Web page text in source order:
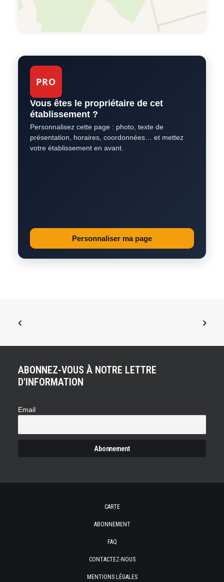
PRO
Vous êtes le propriétaire de cet
établissement ?
Personnalisez cette page : photo, texte de
présentation, horaires, coordonnées… et mettez
votre établissement en avant.
Personnaliser ma page
ABONNEZ-VOUS À NOTRE LETTRE
D'INFORMATION
Email
CARTE
ABONNEMENT
FAQ
CONTACTEZ-NOUS
MENTIONS LÉGALES